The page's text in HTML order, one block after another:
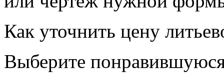
Как уточнить цену
Выберите